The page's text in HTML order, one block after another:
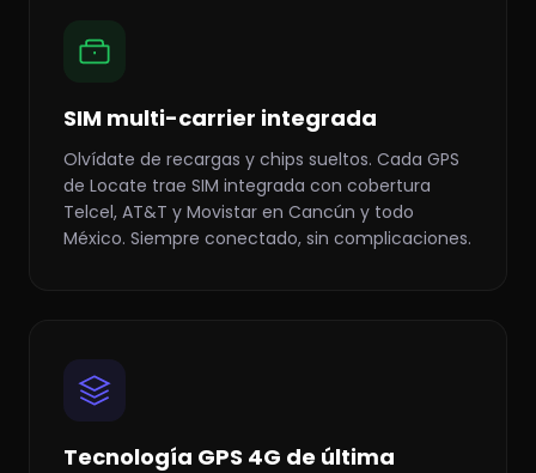
SIM multi-carrier integrada
Olvídate de recargas y chips sueltos. Cada GPS
de Locate trae SIM integrada con cobertura
Telcel, AT&T y Movistar en Cancún y todo
México. Siempre conectado, sin complicaciones.
Tecnología GPS 4G de última